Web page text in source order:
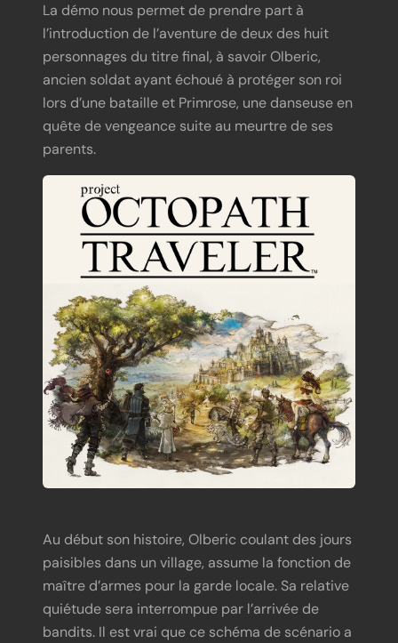
La démo nous permet de prendre part à
l’introduction de l’aventure de deux des huit
personnages du titre final, à savoir Olberic,
ancien soldat ayant échoué à protéger son roi
lors d’une bataille et Primrose, une danseuse en
quête de vengeance suite au meurtre de ses
parents.
Au début son histoire, Olberic coulant des jours
paisibles dans un village, assume la fonction de
maître d’armes pour la garde locale. Sa relative
quiétude sera interrompue par l’arrivée de
bandits. Il est vrai que ce schéma de scénario a